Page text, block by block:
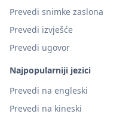
Prevedi snimke zaslona
Prevedi izvješće
Prevedi ugovor
Najpopularniji jezici
Prevedi na engleski
Prevedi na kineski